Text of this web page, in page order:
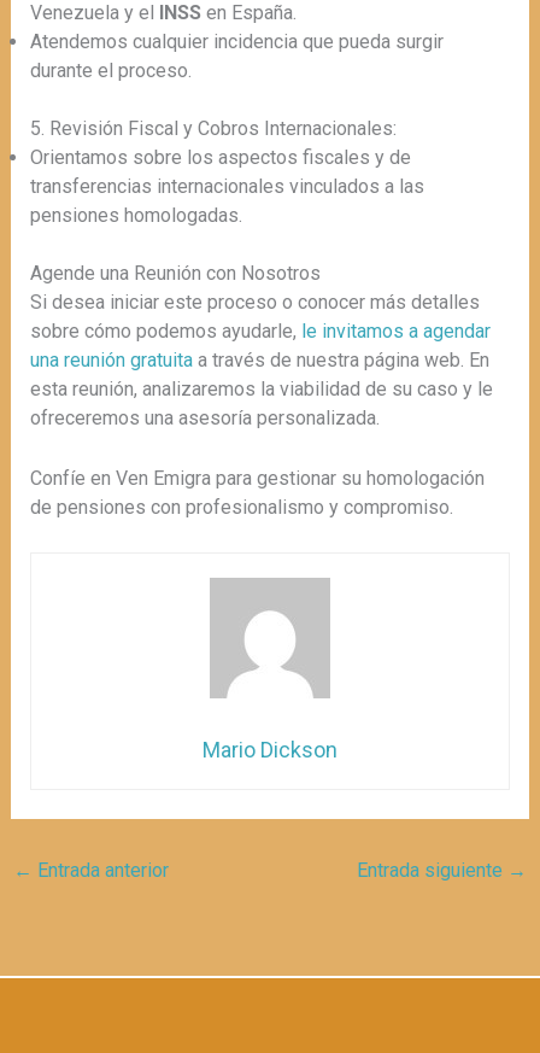
Venezuela y el
INSSen España.
Atendemos cualquier incidencia que pueda surgir
durante el proceso.
5. Revisión Fiscal y Cobros Internacionales:
Orientamos sobre los aspectos fiscales y de
transferencias internacionales vinculados a las
pensiones homologadas.
Agende una Reunión con Nosotros
Si desea iniciar este proceso o conocer más detalles
sobre cómo podemos ayudarle, le invitamos a agendar
una reunión gratuitaa través de nuestra página web. En
esta reunión, analizaremos la viabilidad de su caso y le
ofreceremos una asesoría personalizada.
Confíe en Ven Emigra para gestionar su homologación
de pensiones con profesionalismo y compromiso.
Mario Dickson
← Entrada anterior Entrada siguiente →